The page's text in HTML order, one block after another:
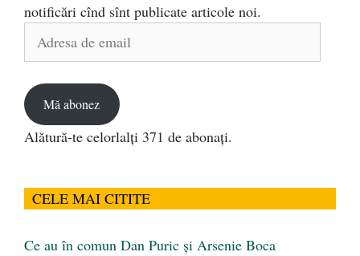
notificări cînd sînt publicate articole noi.
Adresa
Mă abonez
Alătură-te celorlalți 371 de abonați.
CELE MAI CITITE
Ce au în comun Dan Puric şi Arsenie Boca